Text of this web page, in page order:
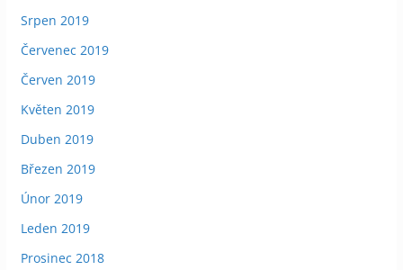
Srpen 2019
Červenec 2019
Červen 2019
Květen 2019
Duben 2019
Březen 2019
Únor 2019
Leden 2019
Prosinec 2018